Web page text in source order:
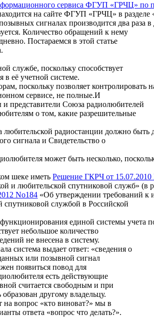
сервиса ФГУП «ГРЧЦ» по
на сайте ФГУП «ГРЧЦ» в разделе
сигналах производится два раза
Количество обращений к нему
Постараемся в этой статье
службе, поскольку способствует
её учетной системе.
поскольку позволяет
сервисе, не полные.И
представители Союза радиолюбителей
о том, какие разрешительные
радиостанции должно быть
сигнала и Свидетельство о
может быть несколько,
шеке иметьРешение ГКРЧ от 15.07.2010
и любительской спутниковой служб» (в
No184 «Об утверждении требований к
службой в Российской
единой системы учета
небольшое количество
не внесена в систему.
система выдает ответ: «сведения о
или позывной сигнал
появиться повод для
есть действующие
считается свободным и при
другому владельцу.
на вопрос «кто виноват?» мы в
ответа «вопрос что делать?».